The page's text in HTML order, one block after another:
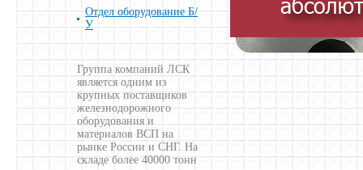
Отдел оборудование Б/
У
Группа компаний ЛСК
является одним из
крупных поставщиков
железнодорожного
оборудования и
материалов ВСП на
рынке России и СНГ. На
складе более 40000 тонн